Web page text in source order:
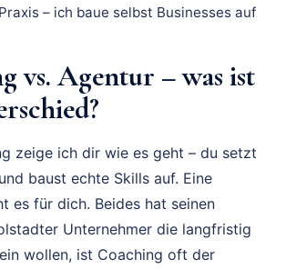
– ich baue selbst Businesses auf
vs. Agentur – was ist
zeige ich dir wie es geht – du setzt
baust echte Skills auf. Eine
es für dich. Beides hat seinen
Unternehmer die langfristig
wollen, ist Coaching oft der